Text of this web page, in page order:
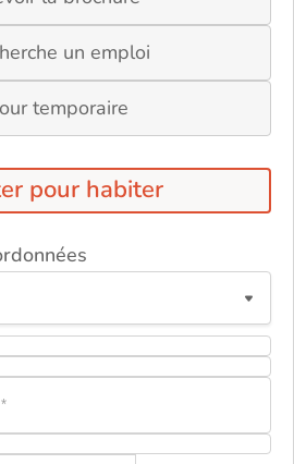
un emploi
temporaire
pour habiter
ou